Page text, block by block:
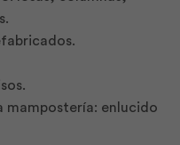
mampostería: enlucido